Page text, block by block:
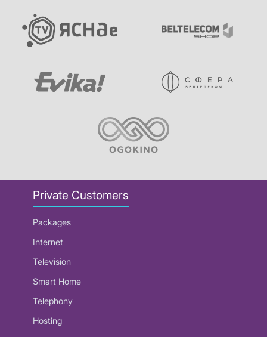
Private Customers
Packages
Internet
Television
Smart Home
Telephony
Hosting